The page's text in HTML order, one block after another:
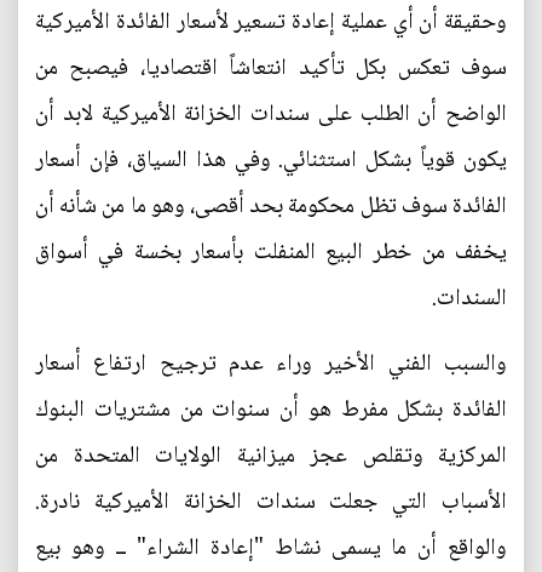
وحقيقة أن أي عملية إعادة تسعير لأسعار الفائدة الأميركية
سوف تعكس بكل تأكيد انتعاشاً اقتصاديا، فيصبح من
الواضح أن الطلب على سندات الخزانة الأميركية لابد أن
يكون قوياً بشكل استثنائي. وفي هذا السياق، فإن أسعار
الفائدة سوف تظل محكومة بحد أقصى، وهو ما من شأنه أن
يخفف من خطر البيع المنفلت بأسعار بخسة في أسواق
السندات.
والسبب الفني الأخير وراء عدم ترجيح ارتفاع أسعار
الفائدة بشكل مفرط هو أن سنوات من مشتريات البنوك
المركزية وتقلص عجز ميزانية الولايات المتحدة من
الأسباب التي جعلت سندات الخزانة الأميركية نادرة.
والواقع أن ما يسمى نشاط "إعادة الشراء" ــ وهو بيع